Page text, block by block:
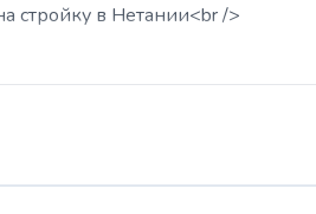
стройку в Нетании<br />